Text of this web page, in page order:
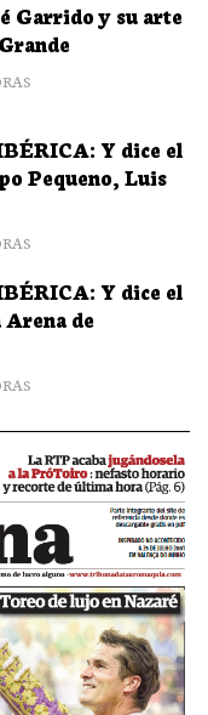
Garrido y su arte
Y dice el
Pequeno, Luis
Y dice el
Arena de